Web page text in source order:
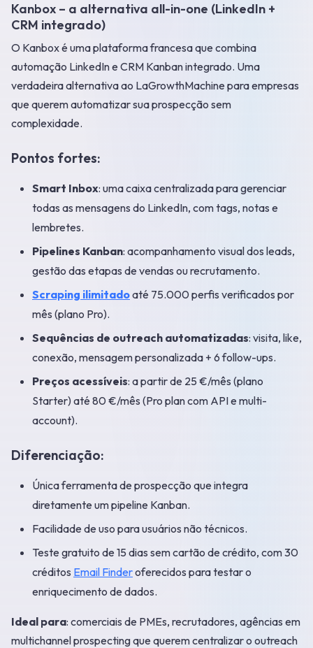
Kanbox – a alternativa all-in-one (LinkedIn +
CRM integrado)
O Kanbox é uma plataforma francesa que combina
automação LinkedIn e CRM Kanban integrado. Uma
verdadeira alternativa ao LaGrowthMachine para empresas
que querem automatizar sua prospecção sem
complexidade.
Pontos fortes:
Smart Inbox: uma caixa centralizada para gerenciar
todas as mensagens do LinkedIn, com tags, notas e
lembretes.
Pipelines Kanban: acompanhamento visual dos leads,
gestão das etapas de vendas ou recrutamento.
Scraping ilimitadoaté 75.000 perfis verificados por
mês (plano Pro).
Sequências de outreach automatizadas: visita, like,
conexão, mensagem personalizada + 6 follow-ups.
Preços acessíveis: a partir de 25 €/mês (plano
Starter) até 80 €/mês (Pro plan com API e multi-
account).
Diferenciação:
Única ferramenta de prospecção que integra
diretamente um pipeline Kanban.
Facilidade de uso para usuários não técnicos.
Teste gratuito de 15 dias sem cartão de crédito, com 30
créditos Email Finderoferecidos para testar o
enriquecimento de dados.
Ideal para: comerciais de PMEs, recrutadores, agências em
multichannel prospecting que querem centralizar o outreach